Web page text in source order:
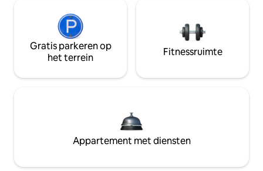
Gratis parkeren op
het terrein
Fitnessruimte
Appartement met diensten